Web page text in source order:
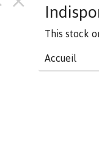
This stock
Accueil